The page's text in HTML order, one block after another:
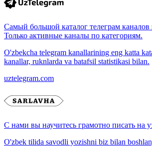
Самый большой каталог телеграм каналов
Только активные каналы по категориям.
O'zbekcha telegram kanallarining eng katta
kanallar, ruknlarda va batafsil statistikasi bilan.
uztelegram.com
С нами вы научитесь грамотно писать на
O'zbek tilida savodli yozishni biz bilan